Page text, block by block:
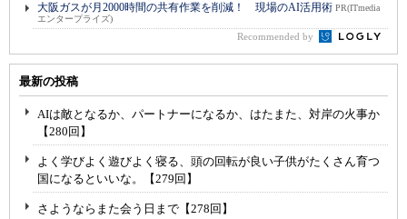
大阪ガスが月2000時間の共有作業を削減！ 現場のAI活用術 PR(ITmedia
エンタープライズ)
Recommended by
最新の投稿
AIは敵となるか、パートナーになるか、はたまた、対岸の火事か
【280回】
よく学びよく遊びよく寝る、頭の回転が良い子供がたくさん育つ
国になるといいな。【279回】
さようならまた会う日まで【278回】